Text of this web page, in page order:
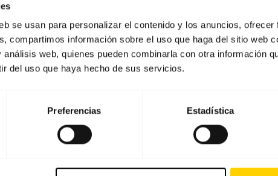
se usan para personalizar el contenido y los anuncios,
compartimos información sobre el uso que haga del sitio web
web, quienes pueden combinarla con otra información
del uso que haya hecho de sus servicios.
Preferencias Estadística
Software y aplicaciones